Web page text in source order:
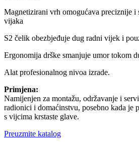
Magnetizirani vrh omogućava preciznije
vijaka
S2 čelik obezbjeđuje dug radni vijek i
Ergonomija drške smanjuje umor tokom
Alat profesionalnog nivoa izrade.
Primjena:
Namijenjen za montažu, održavanje i
radionici i domaćinstvu, posebno kada je
s vijcima krstaste glave.
Preuzmite katalog